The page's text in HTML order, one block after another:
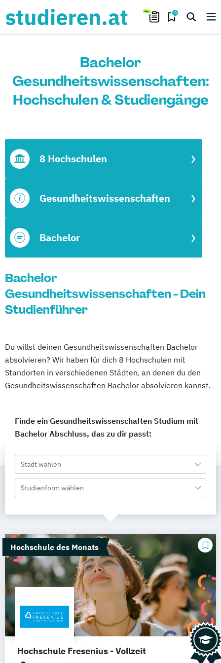
0
Bachelor
Gesundheitswissenschaften:
Hochschulen & Studiengänge
Bachelor
Gesundheitswissenschaften
8 Hochschulen
Bachelor
Gesundheitswissenschaften - Dein
Studienführer
Du willst deinen Gesundheitswissenschaften Bachelor
absolvieren? Wir haben für dich 8 Hochschulen mit
Standorten in verschiedenen Städten, an denen du den
Gesundheitswissenschaften Bachelor absolvieren kannst.
Finde ein Gesundheitswissenschaften Studium mit
Bachelor Abschluss, das zu dir passt:
Stadt wählen
Studienform wählen
Hochschule des Monats
Hochschule Fresenius - Vollzeit